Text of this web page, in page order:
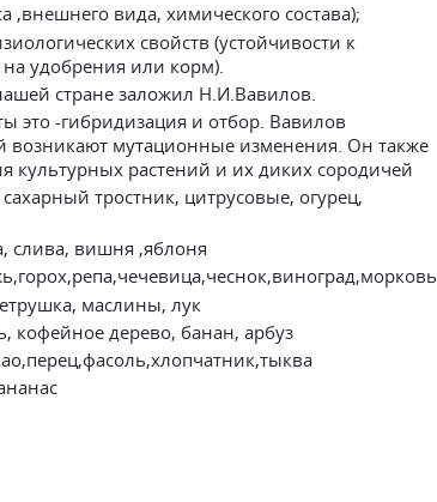
,внешнего вида, химического состава);
свойств (устойчивости к
удобрения или корм).
стране заложил Н.И.Вавилов.
это -гибридизация и отбор. Вавилов
возникают мутационные изменения. Он также
культурных растений и их диких сородичей
тростник, цитрусовые, огурец,
слива, вишня ,яблоня
маслины, лук
кофейное дерево, банан, арбуз